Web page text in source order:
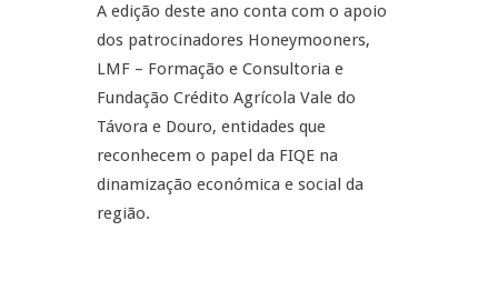
A edição deste ano conta com o apoio
dos patrocinadores Honeymooners,
LMF – Formação e Consultoria e
Fundação Crédito Agrícola Vale do
Távora e Douro, entidades que
reconhecem o papel da FIQE na
dinamização económica e social da
região.